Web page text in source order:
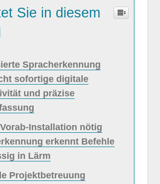
Sie in diesem
Spracherkennung
sofortige digitale
und präzise
Installation nötig
erkennt Befehle
in Lärm
Projektbetreuung